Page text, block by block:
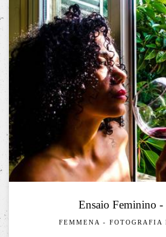
Ensaio Feminino -
FEMMENA - FOTOGRAFIA